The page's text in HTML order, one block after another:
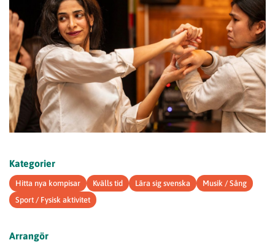
Kategorier
Hitta nya kompisar Kvälls tid Lära sig svenska
Musik / Sång
Sport / Fysisk aktivitet
Arrangör